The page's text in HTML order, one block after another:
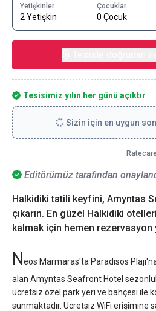
Editörümüz tarafından
Halkidiki tatili keyfini, Amyntas
çıkarın. En güzel Halkidiki
kalmak için hemen rezervasyon
Neos Marmaras'ta Paradisos
alan Amyntas Seafront Hotel
ücretsiz özel park yeri ve bahçesi ile
sunmaktadır. Ücretsiz WiFi erişimine
Yetişkinler
2 Yetişkin
Çocuklar
0 Çocuk
Tesisimiz yılın her günü açıktır
Sizin için en uygun